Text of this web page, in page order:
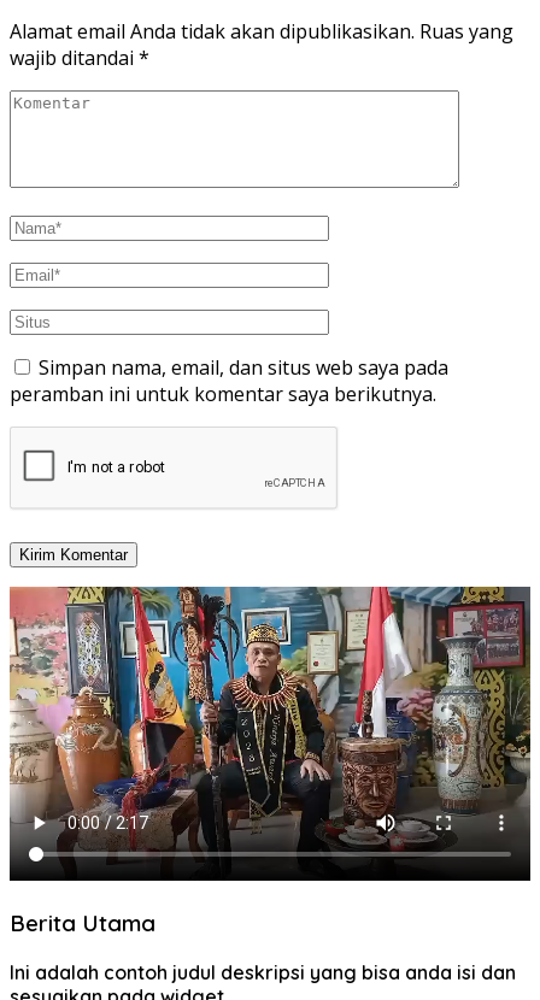
Alamat email Anda tidak akan dipublikasikan. Ruas yang
wajib ditandai *
Simpan nama, email, dan situs web saya pada
peramban ini untuk komentar saya berikutnya.
Berita Utama
Ini adalah contoh judul deskripsi yang bisa anda isi dan